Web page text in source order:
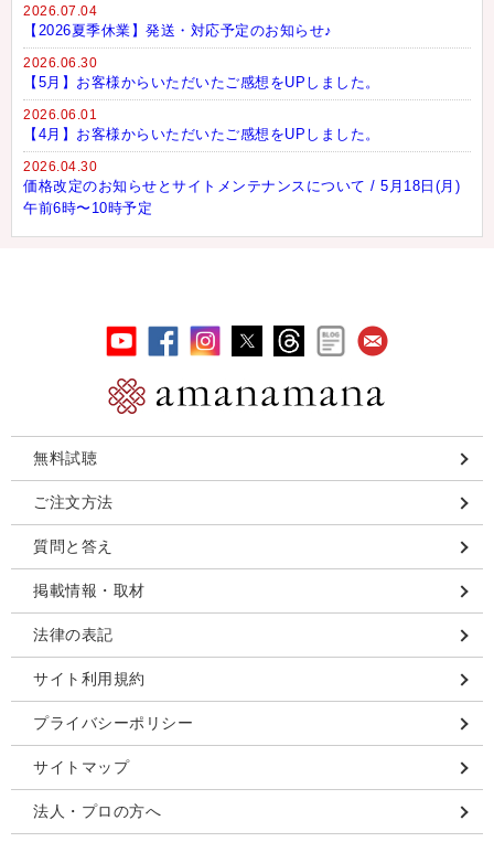
2026.07.04
【2026夏季休業】発送・対応予定のお知らせ♪
2026.06.30
【5月】お客様からいただいたご感想をUPしました。
2026.06.01
【4月】お客様からいただいたご感想をUPしました。
2026.04.30
価格改定のお知らせとサイトメンテナンスについて / 5月18日(月)
午前6時〜10時予定
無料試聴
ご注文方法
質問と答え
掲載情報・取材
法律の表記
サイト利用規約
プライバシーポリシー
サイトマップ
法人・プロの方へ